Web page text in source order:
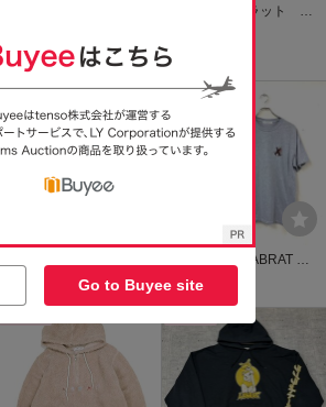
el Hooded Sweatshirt Ho
odie コーナー ラベルロゴ
スウェットパーカー サイ
ズM 中古
LABRAT ラブラット ペ
ター ブラック アクリ
ル オーバーサイズ バ
ンダナ サイズ：F
キー スウェット パーカー
ラブラット
2G2477-O◆LABRAT ラ
ブラット 半袖Tシャツ イ
ラストロゴ クルーネック
プルオーバー カットソー
◆sizeM グレー コットン
現在 1,000
Go to Buyee site